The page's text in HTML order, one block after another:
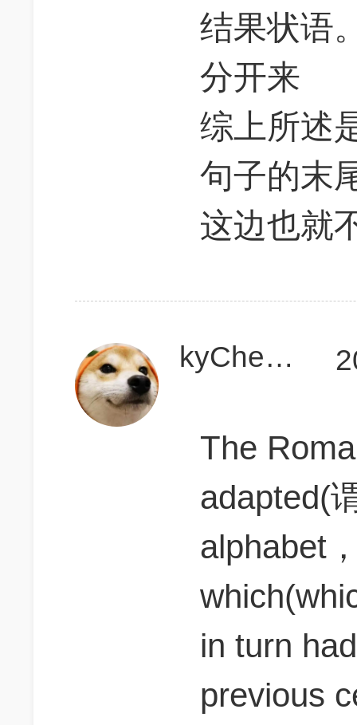
结果状语
分开来
综上所述
句子的末
这边也就
kyChen_bm
The
adapted(
alphabet
in turn
previous